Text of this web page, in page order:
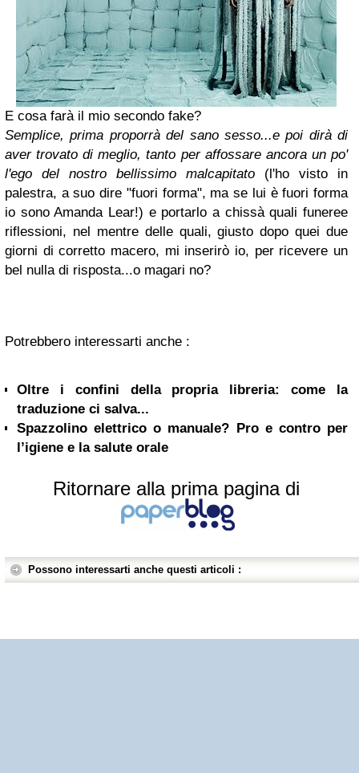
E cosa farà il mio secondo fake?
Semplice, prima proporrà del sano sesso...e poi dirà di
aver trovato di meglio, tanto per affossare ancora un po'
l'ego del nostro bellissimo malcapitato (l'ho visto in
palestra, a suo dire "fuori forma", ma se lui è fuori forma
io sono Amanda Lear!) e portarlo a chissà quali funeree
riflessioni, nel mentre delle quali, giusto dopo quei due
giorni di corretto macero, mi inserirò io, per ricevere un
bel nulla di risposta...o magari no?
Potrebbero interessarti anche :
Oltre i confini della propria libreria: come la
traduzione ci salva...
Spazzolino elettrico o manuale? Pro e contro per
l’igiene e la salute orale
Ritornare alla prima pagina di
Possono interessarti anche questi articoli :